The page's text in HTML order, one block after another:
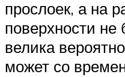
прослоек, а на
поверхности
велика
может со